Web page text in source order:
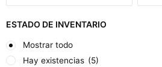
ESTADO DE INVENTARIO
Mostrar todo
Hay existencias (5)